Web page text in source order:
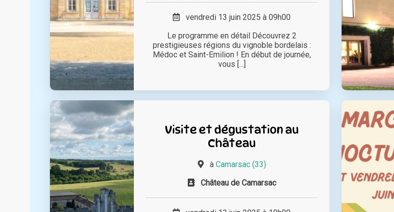
vendredi 13 juin 2025 à 09h00
Le programme en détail Découvrez 2
prestigieuses régions du vignoble bordelais :
Médoc et Saint-Emilion ! En début de journée,
vous [...]
Visite et dégustation au
Château
à Camarsac (33)
Château de Camarsac